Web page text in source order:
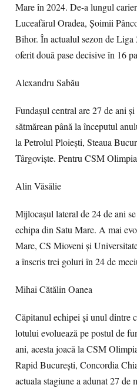
Mare în 2024. De-a lungul
Luceafărul Oradea, Șoimii
Bihor. În actualul sezon de
oferit două pase decisive în 16
Alexandru Sabău
Fundașul central are 27 de ani
sătmărean până la începutul
la Petrolul Ploiești, Steaua
Târgoviște. Pentru CSM
Alin Văsălie
Mijlocașul lateral de 24 de ani
echipa din Satu Mare. A mai
Mare, CS Mioveni și
a înscris trei goluri în 24 de
Mihai Cătălin Oanea
Căpitanul echipei și unul dintre
lotului evoluează pe postul de
ani, acesta joacă la CSM
Rapid București, Concordia
actuala stagiune a adunat 27